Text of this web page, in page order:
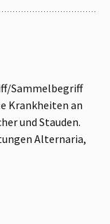
Sammelbegriff
Krankheiten an
und Stauden.
Alternaria,